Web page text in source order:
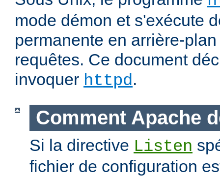
mode démon et s'exécute
permanente en arrière-
requêtes. Ce document
invoquer httpd.
Comment Apache
Si la directive Listen
fichier de configuration